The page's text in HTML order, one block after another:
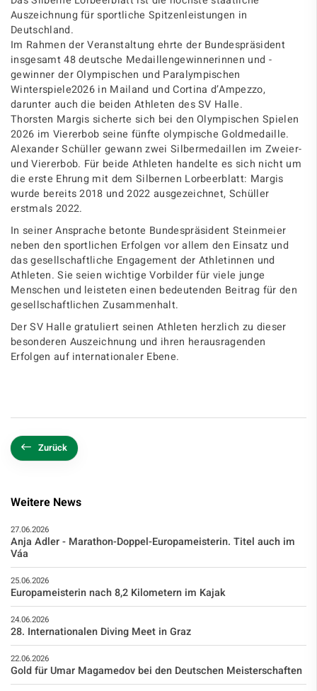
Auszeichnung für sportliche Spitzenleistungen in
Deutschland.
Im Rahmen der Veranstaltung ehrte der Bundespräsident
insgesamt 48 deutsche Medaillengewinnerinnen und -
gewinner der Olympischen und Paralympischen
Winterspiele2026 in Mailand und Cortina d’Ampezzo,
darunter auch die beiden Athleten des SV Halle.
Thorsten Margis sicherte sich bei den Olympischen Spielen
2026 im Viererbob seine fünfte olympische Goldmedaille.
Alexander Schüller gewann zwei Silbermedaillen im Zweier-
und Viererbob. Für beide Athleten handelte es sich nicht um
die erste Ehrung mit dem Silbernen Lorbeerblatt: Margis
wurde bereits 2018 und 2022 ausgezeichnet, Schüller
erstmals 2022.
In seiner Ansprache betonte Bundespräsident Steinmeier
neben den sportlichen Erfolgen vor allem den Einsatz und
das gesellschaftliche Engagement der Athletinnen und
Athleten. Sie seien wichtige Vorbilder für viele junge
Menschen und leisteten einen bedeutenden Beitrag für den
gesellschaftlichen Zusammenhalt.
Der SV Halle gratuliert seinen Athleten herzlich zu dieser
besonderen Auszeichnung und ihren herausragenden
Erfolgen auf internationaler Ebene.
Zurück
Weitere News
27.06.2026
Anja Adler - Marathon-Doppel-Europameisterin. Titel auch im
Váa
25.06.2026
Europameisterin nach 8,2 Kilometern im Kajak
24.06.2026
28. Internationalen Diving Meet in Graz
22.06.2026
Gold für Umar Magamedov bei den Deutschen Meisterschaften